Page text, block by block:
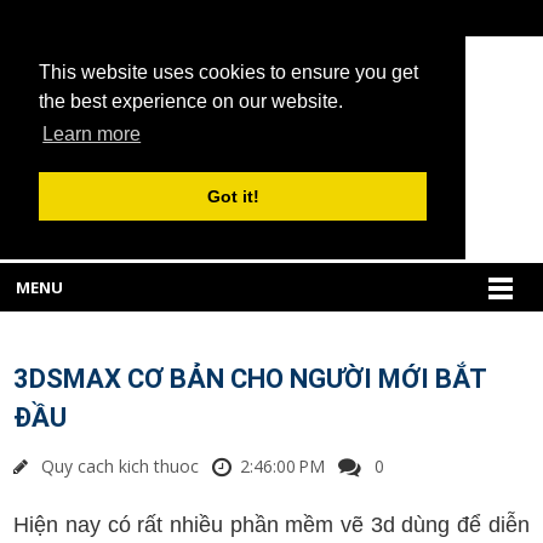
This website uses cookies to ensure you get
the best experience on our website.
Learn more
Got it!
MENU
3DSMAX CƠ BẢN CHO NGƯỜI MỚI BẮT
ĐẦU
Quy cach kich thuoc 2:46:00 PM 0
Hiện nay có rất nhiều phần mềm vẽ 3d dùng để diễn